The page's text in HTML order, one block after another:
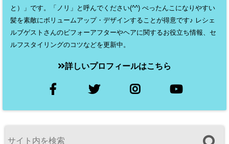
と）」です。「ノリ」と呼んでください(^^) ぺったんこになりやすい
髪を素敵にボリュームアップ・デザインすることが得意です♪ レシェ
ルブゲストさんのビフォーアフターやヘアに関するお役立ち情報、セ
ルフスタイリングのコツなどを更新中。
詳しいプロフィールはこちら